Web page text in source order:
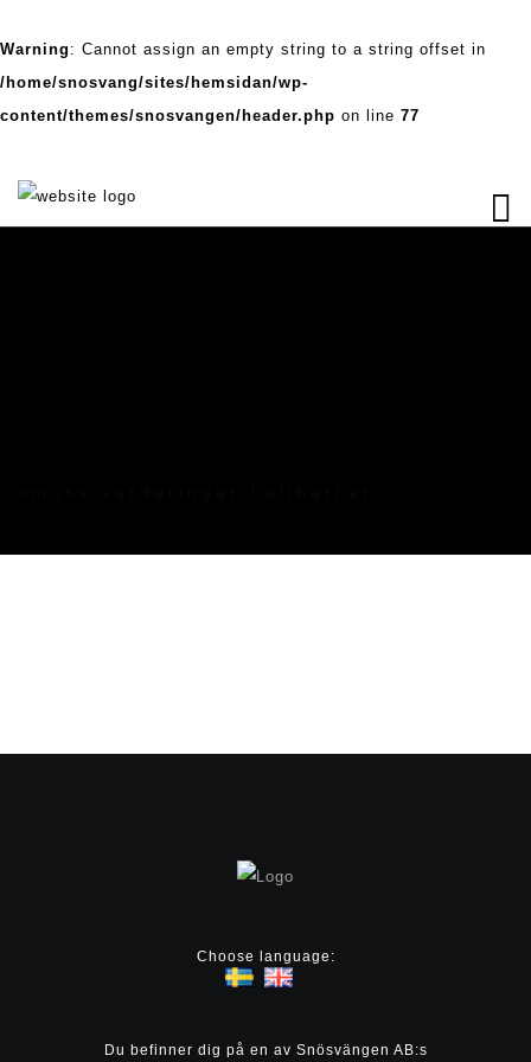
Warning : Cannot assign an empty string to a string offset in
/home/snosvang/sites/hemsidan/wp-
content/themes/snosvangen/header.php on line 77
Choose language:
Du befinner dig på en av Snösvängen AB:s